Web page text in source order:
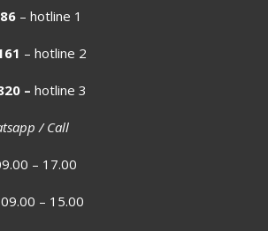
– hotline 1
– hotline 2
– hotline 3
/ Call
– 17.00
– 15.00